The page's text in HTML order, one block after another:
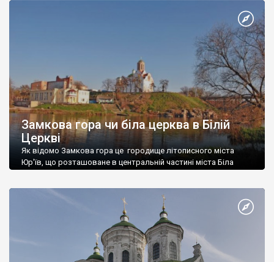
Замкова гора чи біла церква в Білій
Церкві
Як відомо Замкова гора це городище літописного міста
Юр'їв, що розташоване в центральній частині міста Біла